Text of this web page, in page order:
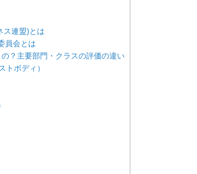
ス連盟)とは
員会とは
？主要部門・クラスの評価の違い
ボディ）